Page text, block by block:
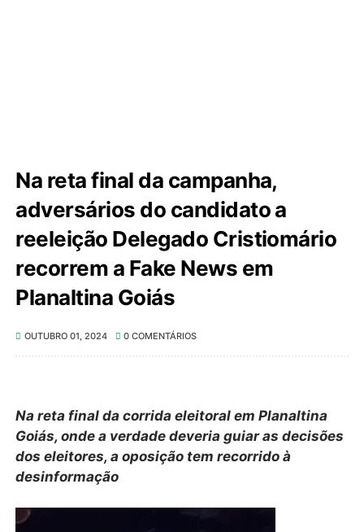
Na reta final da campanha,
adversários do candidato a
reeleição Delegado Cristiomário
recorrem a Fake News em
Planaltina Goiás
OUTUBRO 01, 2024 0 COMENTÁRIOS
Na reta final da corrida eleitoral em Planaltina
Goiás, onde a verdade deveria guiar as decisões
dos eleitores, a oposição tem recorrido à
desinformação